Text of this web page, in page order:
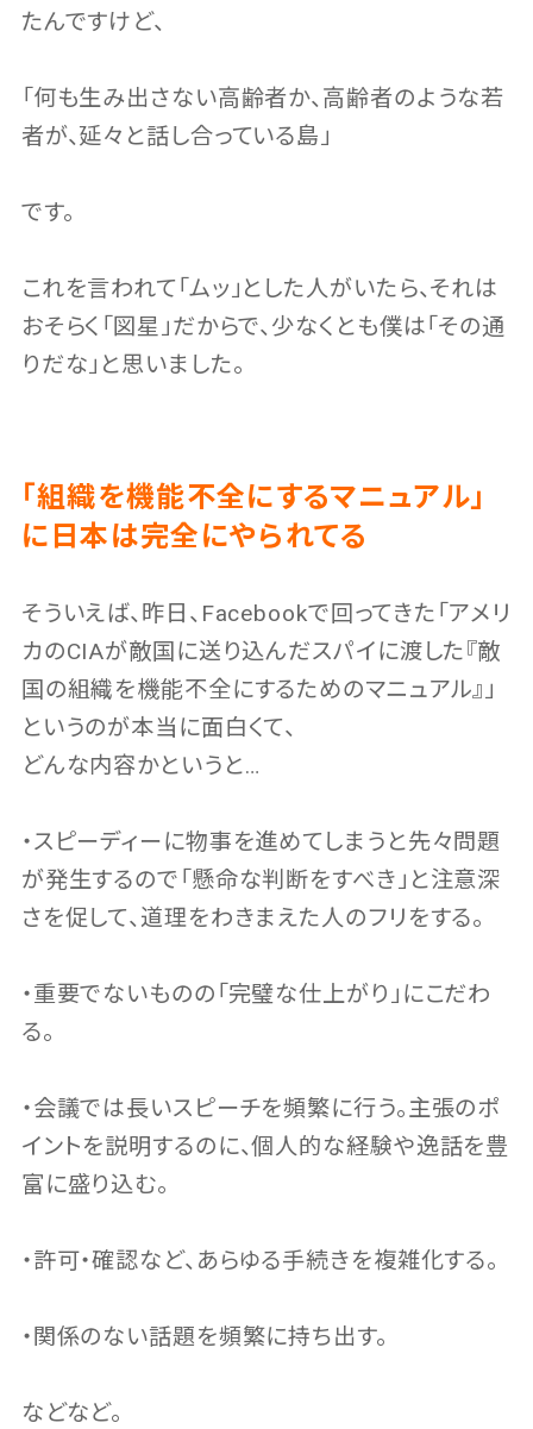
たんですけど、
「何も生み出さない高齢者か、高齢者のような若
者が、延々と話し合っている島」
です。
これを言われて「ムッ」とした人がいたら、それは
おそらく「図星」だからで、少なくとも僕は「その通
りだな」と思いました。
「組織を機能不全にするマニュアル」
に日本は完全にやられてる
そういえば、昨日、Facebookで回ってきた「アメリ
カのCIAが敵国に送り込んだスパイに渡した『敵
国の組織を機能不全にするためのマニュアル』」
というのが本当に面白くて、
どんな内容かというと…
・スピーディーに物事を進めてしまうと先々問題
が発生するので「懸命な判断をすべき」と注意深
さを促して、道理をわきまえた人のフリをする。
・重要でないものの「完璧な仕上がり」にこだわ
る。
・会議では長いスピーチを頻繁に行う。主張のポ
イントを説明するのに、個人的な経験や逸話を豊
富に盛り込む。
・許可・確認など、あらゆる手続きを複雑化する。
・関係のない話題を頻繁に持ち出す。
などなど。